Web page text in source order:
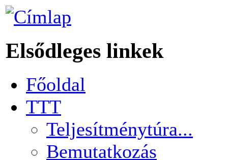
Elsődleges linkek
Főoldal
TTT
Teljesítménytúra...
Bemutatkozás